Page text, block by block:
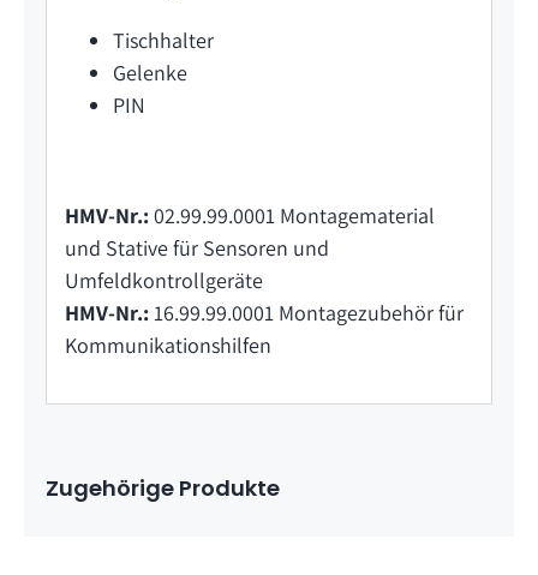
Tischhalter
Gelenke
PIN
HMV-Nr.: 02.99.99.0001 Montagematerial
und Stative für Sensoren und
Umfeldkontrollgeräte
HMV-Nr.: 16.99.99.0001 Montagezubehör für
Kommunikationshilfen
Zugehörige Produkte